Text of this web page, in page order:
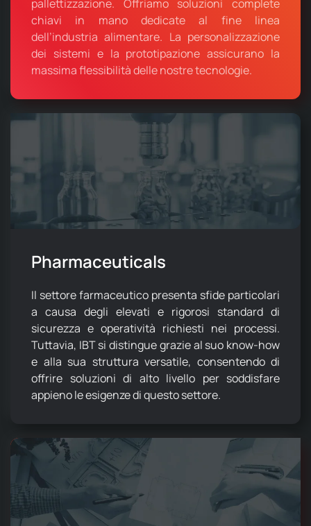
pallettizzazione. Offriamo soluzioni complete
chiavi in mano dedicate al fine linea
dell’industria alimentare. La personalizzazione
dei sistemi e la prototipazione assicurano la
massima flessibilità delle nostre tecnologie.
Pharmaceuticals
Il settore farmaceutico presenta sfide particolari
a causa degli elevati e rigorosi standard di
sicurezza e operatività richiesti nei processi.
Tuttavia, IBT si distingue grazie al suo know-how
e alla sua struttura versatile, consentendo di
offrire soluzioni di alto livello per soddisfare
appieno le esigenze di questo settore.